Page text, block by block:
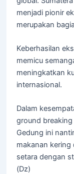
menjadi pionir
merupakan
Keberhasilan
memicu
meningkatkan
internasional.
Dalam
ground
Gedung ini
makanan
setara dengan
(Dz)